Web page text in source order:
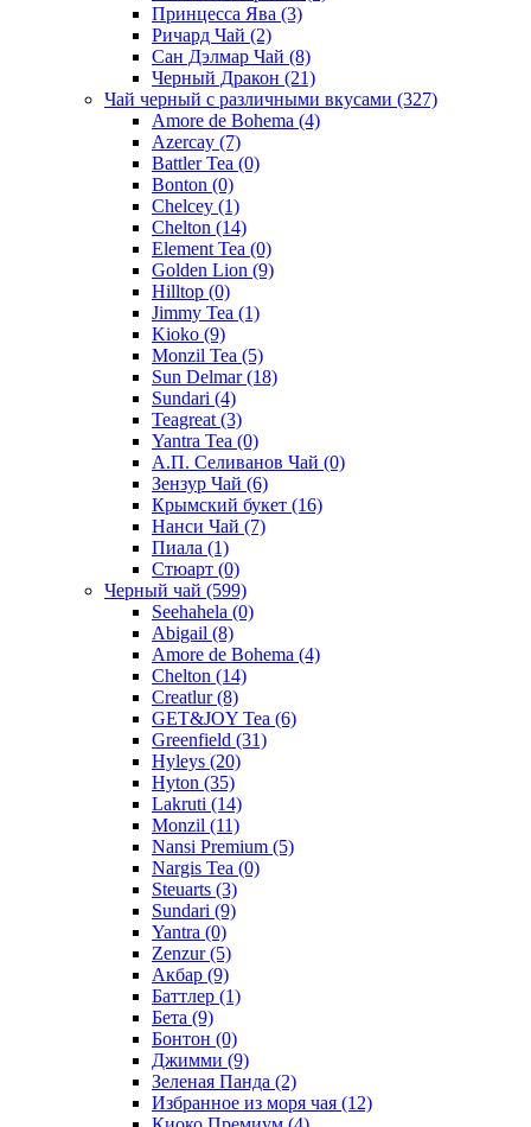
Принцесса Ява (3)
Ричард Чай (2)
Сан Дэлмар Чай (8)
Черный Дракон (21)
Чай черный с различными вкусами (327)
Amore de Bohema (4)
Azercay (7)
Battler Tea (0)
Bonton (0)
Chelcey (1)
Chelton (14)
Element Tea (0)
Golden Lion (9)
Hilltop (0)
Jimmy Tea (1)
Kioko (9)
Monzil Tea (5)
Sun Delmar(18)
Sundari (4)
Teagreat (3)
Yantra Tea (0)
А.П. Селиванов Чай (0)
Зензур Чай (6)
Крымский букет (16)
Нанси Чай (7)
Пиала (1)
Стюарт (0)
Черный чай (599)
Seehahela (0)
Abigail (8)
Amore de Bohema (4)
Chelton (14)
Creatlur(8)
GET&JOY Tea (6)
Greenfield (31)
Hyleys (20)
Hyton (35)
Lakruti (14)
Monzil (11)
Nansi Premium (5)
Nargis Tea (0)
Steuarts (3)
Sundari (9)
Yantra (0)
Zenzur(5)
Акбар (9)
Баттлер (1)
Бета (9)
Бонтон (0)
Джимми (9)
Зеленая Панда (2)
Избранное из моря чая (12)